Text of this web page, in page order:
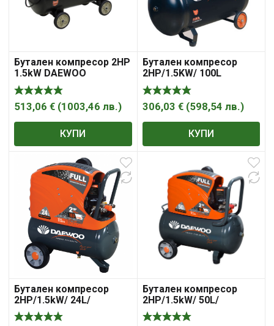
Бутален компресор 2HP
1.5kW DAEWOO
DAAC100C V Type
513,06 € (1003,46 лв.)
КУПИ
Бутален компресор
2HP/1.5KW/ 100L
DEAWOO DAAC100V
306,03 € (598,54 лв.)
КУПИ
Бутален компресор
2HP/1.5kW/ 24L/
DAEWOO DAAC24DN
Бутален компресор
2HP/1.5kW/ 50L/
DAEWOO DAAC50DN